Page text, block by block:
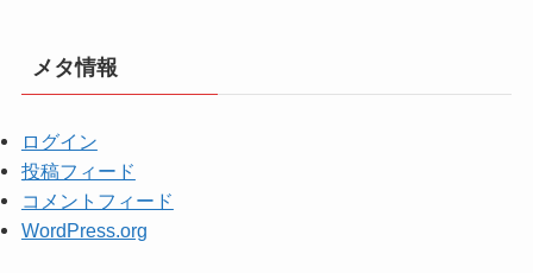
メタ情報
ログイン
投稿フィード
コメントフィード
WordPress.org